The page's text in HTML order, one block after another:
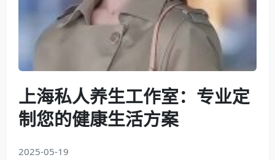
上海私人养生工作室：专业定
制您的健康生活方案
2025-05-19